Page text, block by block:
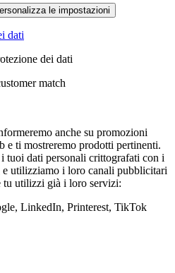
le impostazioni
dati
dei dati
match
anche su promozioni
e ti mostreremo prodotti pertinenti.
tuoi dati personali crittografati con i
utilizziamo i loro canali pubblicitari
tu utilizzi già i loro servizi:
LinkedIn, Printerest, TikTok